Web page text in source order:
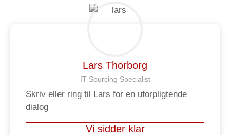
Lars Thorborg
IT Sourcing Specialist
Skriv eller ring til Lars for en uforpligtende
dialog
Vi sidder klar